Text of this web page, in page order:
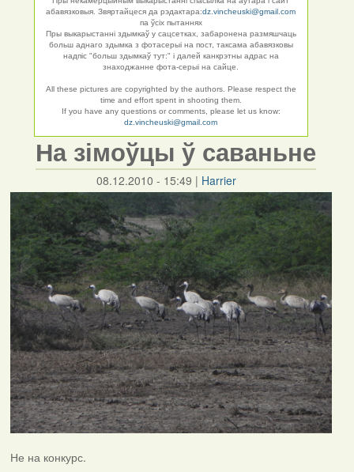
абавязковыя. Звяртайцеся да рэдактара:dz.vincheuski@gmail.com
па ўсіх пытаннях
Пры выкарыстанні здымкаў у сацсетках, забаронена размяшчаць
больш аднаго здымка з фотасерыі на пост, таксама абавязковы
надпіс "больш здымкаў тут:" і далей канкрэтны адрас на
знаходжанне фота-серыі на сайце.
All these pictures are copyrighted by the authors. Please respect the
time and effort spent in shooting them.
If you have any questions or comments, please let us know:
dz.vincheuski@gmail.com
На зімоўцы ў саваньне
08.12.2010 - 15:49 | Harrier
Не на конкурс.